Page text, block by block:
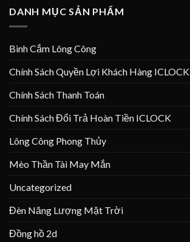
DANH MỤC SẢN PHẨM
Bình Cắm Lông Công
Chính Sách Quyền Lợi Khách Hàng ICLOCK
Chính Sách Thanh Toán
Chính Sách Đổi Trả Hoàn Tiền ICLOCK
Lông Công Phong Thủy
Mèo Thần Tài May Mắn
Uncategorized
Đèn Năng Lượng Mặt Trời
Đồng hồ 2d